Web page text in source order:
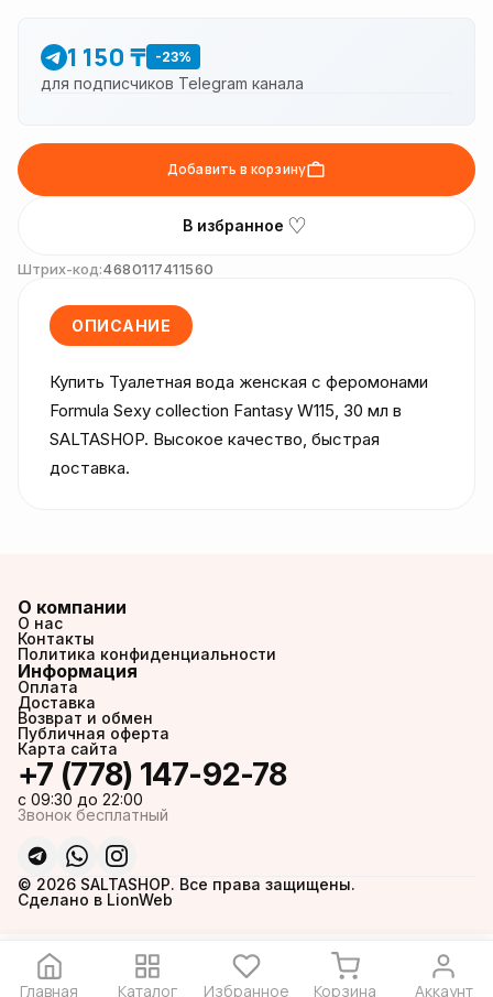
1 150 ₸ -23%
для подписчиков Telegram канала
Добавить в корзину
В избранное ♡
Штрих-код:4680117411560
ОПИСАНИЕ
Купить Туалетная вода женская с феромонами
Formula Sexy collection Fantasy W115, 30 мл в
SALTASHOP. Высокое качество, быстрая
доставка.
О компании
О нас
Контакты
Политика конфиденциальности
Информация
Оплата
Доставка
Возврат и обмен
Публичная оферта
Карта сайта
+7 (778) 147-92-78
c 09:30 до 22:00
Звонок бесплатный
© 2026 SALTASHOP. Все права защищены.
Сделано в LionWeb
Главная Каталог Избранное Корзина Аккаунт